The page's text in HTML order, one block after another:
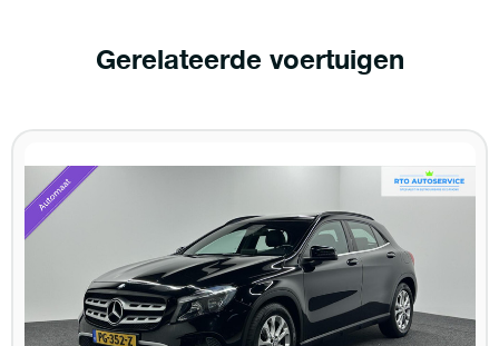
Gerelateerde voertuigen